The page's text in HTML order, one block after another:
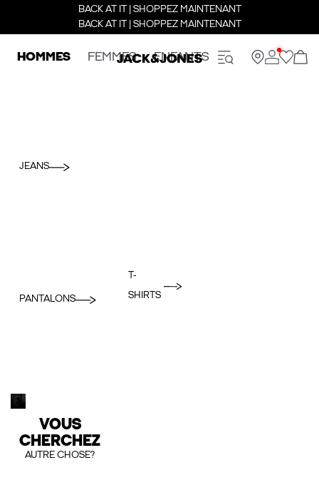
BACK AT IT | SHOPPEZ MAINTENANT
BACK AT IT | SHOPPEZ MAINTENANT
HOMMES FEMMES ENFANTS
JEANS
PANTALONS
T-
SHIRTS
VOUS
CHERCHEZ
AUTRE CHOSE?